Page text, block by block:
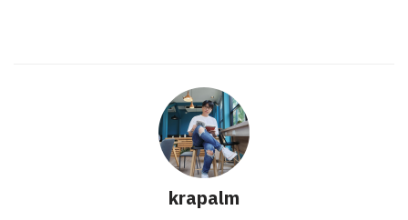
krapalm